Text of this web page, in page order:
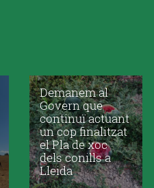
Demanem al
Govern que
continuï actuant
un cop finalitzat
el Pla de xoc
dels conills a
Lleida